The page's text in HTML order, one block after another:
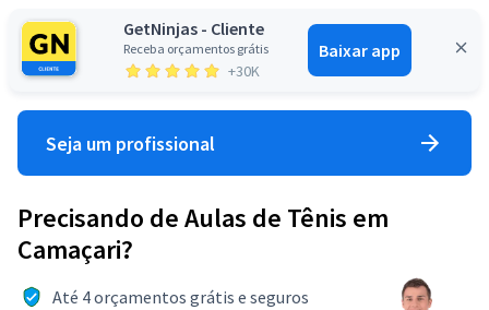
GetNinjas - Cliente
Receba orçamentos grátis
+30K
Baixar app
Entrar
Seja um profissional
Precisando de Aulas de Tênis em
Camaçari?
Até 4 orçamentos grátis e seguros